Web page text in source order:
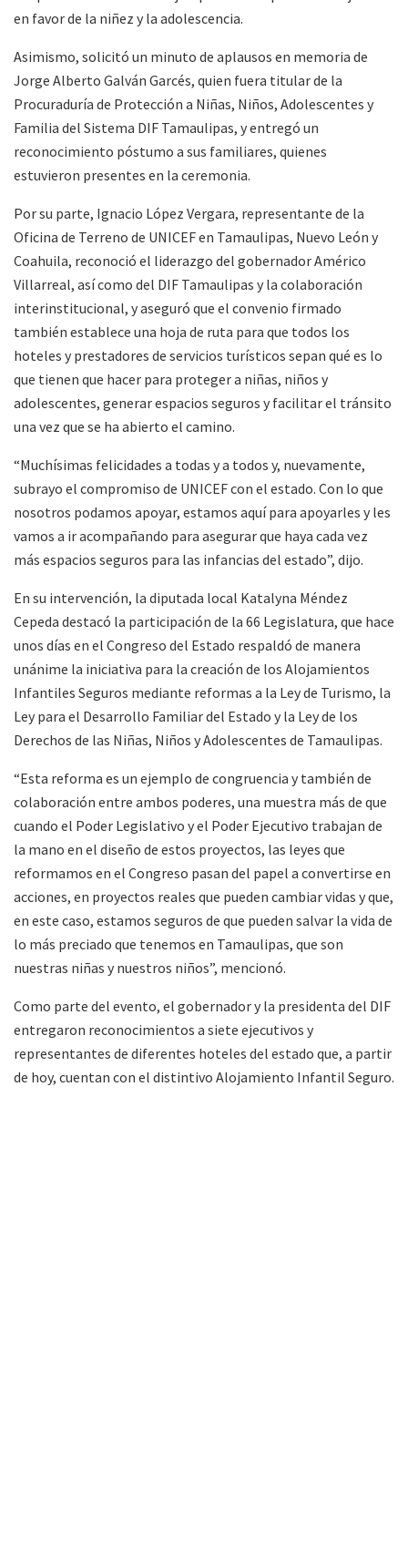
en favor de la niñez y la adolescencia.
Asimismo, solicitó un minuto de aplausos en memoria de
Jorge Alberto Galván Garcés, quien fuera titular de la
Procuraduría de Protección a Niñas, Niños, Adolescentes y
Familia del Sistema DIF Tamaulipas, y entregó un
reconocimiento póstumo a sus familiares, quienes
estuvieron presentes en la ceremonia.
Por su parte, Ignacio López Vergara, representante de la
Oficina de Terreno de UNICEF en Tamaulipas, Nuevo León y
Coahuila, reconoció el liderazgo del gobernador Américo
Villarreal, así como del DIF Tamaulipas y la colaboración
interinstitucional, y aseguró que el convenio firmado
también establece una hoja de ruta para que todos los
hoteles y prestadores de servicios turísticos sepan qué es lo
que tienen que hacer para proteger a niñas, niños y
adolescentes, generar espacios seguros y facilitar el tránsito
una vez que se ha abierto el camino.
“Muchísimas felicidades a todas y a todos y, nuevamente,
subrayo el compromiso de UNICEF con el estado. Con lo que
nosotros podamos apoyar, estamos aquí para apoyarles y les
vamos a ir acompañando para asegurar que haya cada vez
más espacios seguros para las infancias del estado”, dijo.
En su intervención, la diputada local Katalyna Méndez
Cepeda destacó la participación de la 66 Legislatura, que hace
unos días en el Congreso del Estado respaldó de manera
unánime la iniciativa para la creación de los Alojamientos
Infantiles Seguros mediante reformas a la Ley de Turismo, la
Ley para el Desarrollo Familiar del Estado y la Ley de los
Derechos de las Niñas, Niños y Adolescentes de Tamaulipas.
“Esta reforma es un ejemplo de congruencia y también de
colaboración entre ambos poderes, una muestra más de que
cuando el Poder Legislativo y el Poder Ejecutivo trabajan de
la mano en el diseño de estos proyectos, las leyes que
reformamos en el Congreso pasan del papel a convertirse en
acciones, en proyectos reales que pueden cambiar vidas y que,
en este caso, estamos seguros de que pueden salvar la vida de
lo más preciado que tenemos en Tamaulipas, que son
nuestras niñas y nuestros niños”, mencionó.
Como parte del evento, el gobernador y la presidenta del DIF
entregaron reconocimientos a siete ejecutivos y
representantes de diferentes hoteles del estado que, a partir
de hoy, cuentan con el distintivo Alojamiento Infantil Seguro.